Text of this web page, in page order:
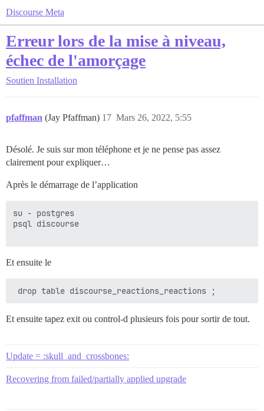
Discourse Meta
Erreur lors de la mise à niveau,
échec de l'amorçage
Soutien Installation
pfaffman (Jay Pfaffman) Mars 26, 2022, 5:55
17
Désolé. Je suis sur mon téléphone et je ne pense pas assez
clairement pour expliquer…
Après le démarrage de l’application
su - postgres
psql discourse
Et ensuite le
Et ensuite tapez exit ou control-d plusieurs fois pour sortir de tout.
Update = :skull_and_crossbones:
Recovering from failed/partially applied upgrade